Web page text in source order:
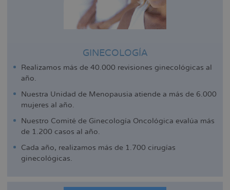
GINECOLOGÍA
Realizamos más de 40.000 revisiones ginecológicas al
año.
Nuestra Unidad de Menopausia atiende a más de 6.000
mujeres al año.
Nuestro Comité de Ginecología Oncológica evalúa más
de 1.200 casos al año.
Cada año, realizamos más de 1.700 cirugías
ginecológicas.